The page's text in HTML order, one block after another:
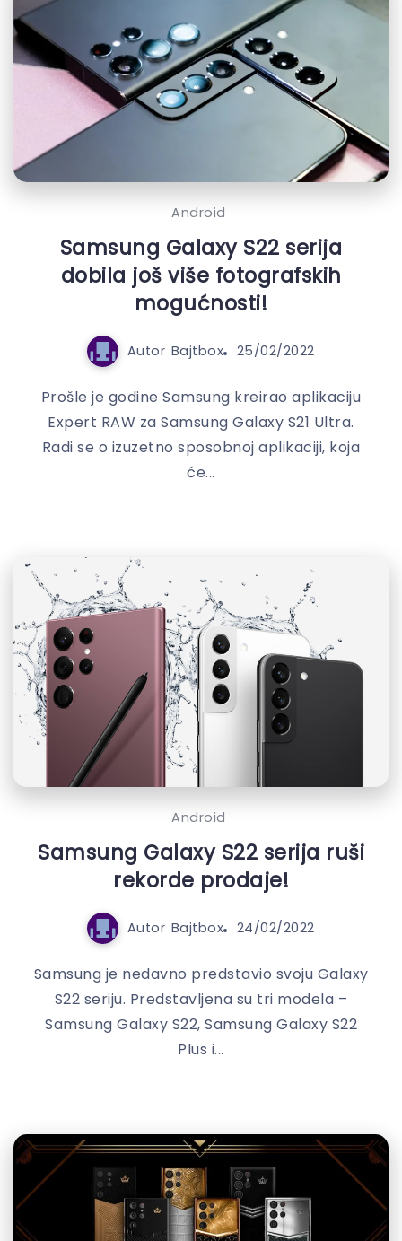
Android
Samsung Galaxy S22 serija
dobila još više fotografskih
mogućnosti!
Autor Bajtbox 25/02/2022
Prošle je godine Samsung kreirao aplikaciju
Expert RAW za Samsung Galaxy S21 Ultra.
Radi se o izuzetno sposobnoj aplikaciji, koja
će...
Android
Samsung Galaxy S22 serija ruši
rekorde prodaje!
Autor Bajtbox 24/02/2022
Samsung je nedavno predstavio svoju Galaxy
S22 seriju. Predstavljena su tri modela –
Samsung Galaxy S22, Samsung Galaxy S22
Plus i...